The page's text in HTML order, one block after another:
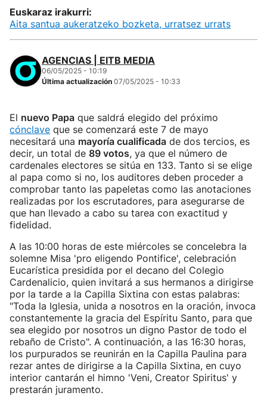
Euskaraz irakurri:
Aita santua aukeratzeko bozketa, urratsez urrats
AGENCIAS | EITB MEDIA
06/05/2025 - 10:19
Última actualización 07/05/2025 - 10:33
El nuevo Papa que saldrá elegido del próximo
cónclave que se comenzará este 7 de mayo
necesitará una mayoría cualificada de dos tercios, es
decir, un total de 89 votos, ya que el número de
cardenales electores se sitúa en 133. Tanto si se elige
al papa como si no, los auditores deben proceder a
comprobar tanto las papeletas como las anotaciones
realizadas por los escrutadores, para asegurarse de
que han llevado a cabo su tarea con exactitud y
fidelidad.
A las 10:00 horas de este miércoles se concelebra la
solemne Misa 'pro eligendo Pontifice', celebración
Eucarística presidida por el decano del Colegio
Cardenalicio, quien invitará a sus hermanos a dirigirse
por la tarde a la Capilla Sixtina con estas palabras:
"Toda la Iglesia, unida a nosotros en la oración, invoca
constantemente la gracia del Espíritu Santo, para que
sea elegido por nosotros un digno Pastor de todo el
rebaño de Cristo". A continuación, a las 16:30 horas,
los purpurados se reunirán en la Capilla Paulina para
rezar antes de dirigirse a la Capilla Sixtina, en cuyo
interior cantarán el himno 'Veni, Creator Spiritus' y
prestarán juramento.